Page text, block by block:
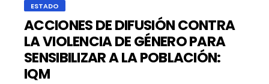
ESTADO
ACCIONES DE DIFUSIÓN CONTRA
LA VIOLENCIA DE GÉNERO PARA
SENSIBILIZAR A LA POBLACIÓN:
IQM